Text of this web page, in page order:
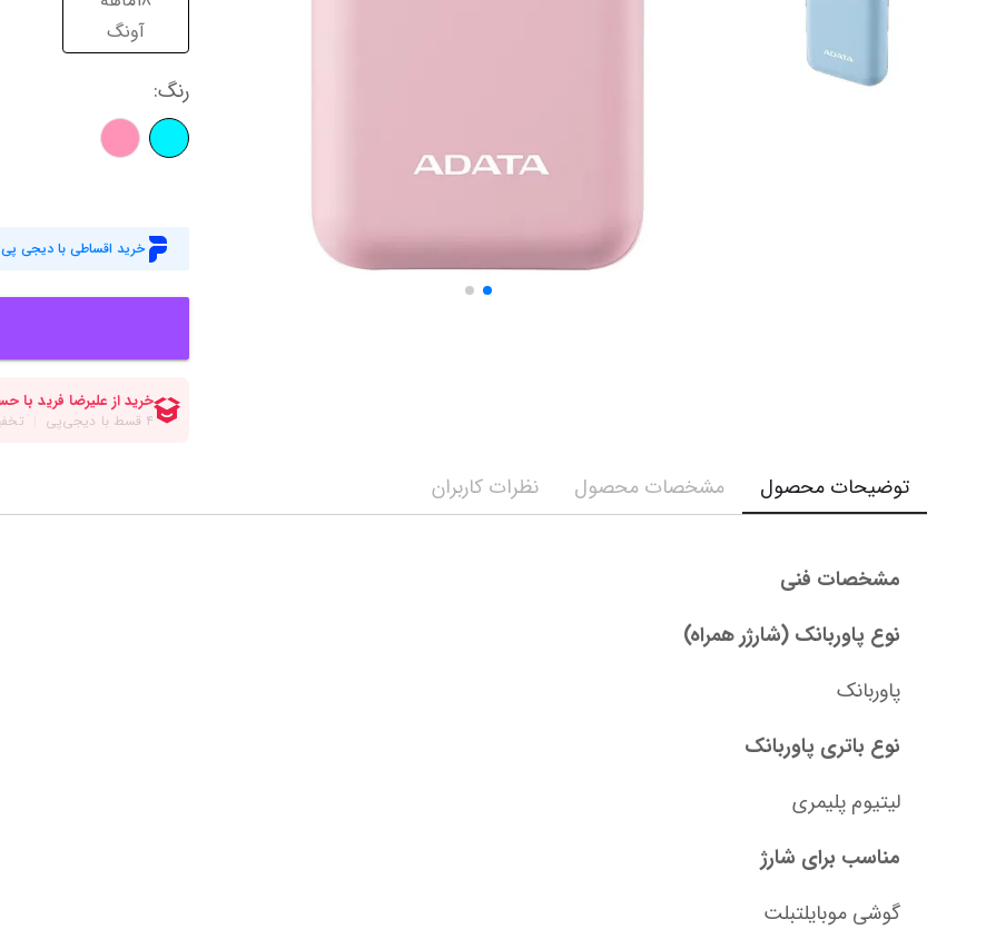
وبکم
کابل‌ها
آونگ
رنگ:
خرید اقساطی با دیجی پی
توضیحات محصول مشخصات محصول نظرات کاربران
مشخصات فنی
نوع پاوربانک (شارژر همراه)
پاوربانک
نوع باتری پاوربانک
لیتیوم پلیمری
مناسب برای شارژ
گوشی موبایلتبلت